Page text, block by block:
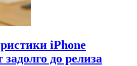
iPhone
до релиза